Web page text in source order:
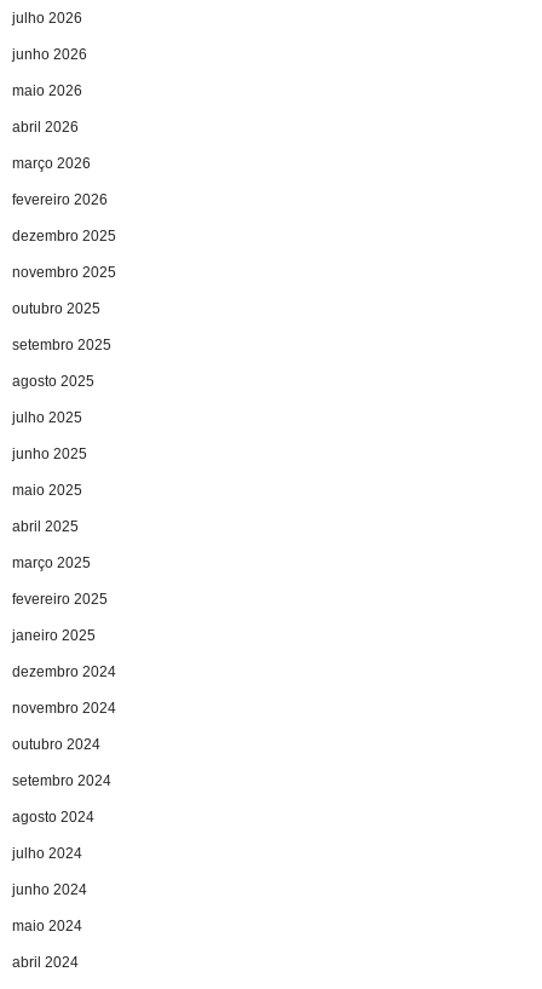
julho 2026
junho 2026
maio 2026
abril 2026
março 2026
fevereiro 2026
dezembro 2025
novembro 2025
outubro 2025
setembro 2025
agosto 2025
julho 2025
junho 2025
maio 2025
abril 2025
março 2025
fevereiro 2025
janeiro 2025
dezembro 2024
novembro 2024
outubro 2024
setembro 2024
agosto 2024
julho 2024
junho 2024
maio 2024
abril 2024